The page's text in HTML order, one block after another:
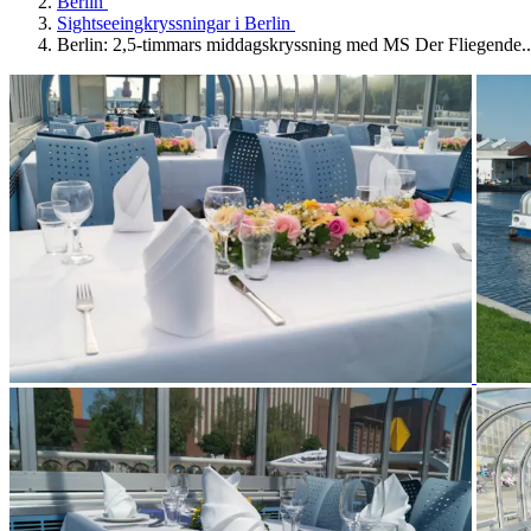
Sightseeingkryssningar i Berlin
Berlin: 2,5-timmars middagskryssning med MS Der